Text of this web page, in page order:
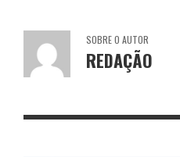
SOBRE O AUTOR
REDAÇÃO